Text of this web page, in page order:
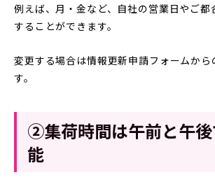
例えば、月・金など、自社の営業日やご都
することができます。
変更する場合は情報更新申請フォームから
す。
②集荷時間は午前と午
能